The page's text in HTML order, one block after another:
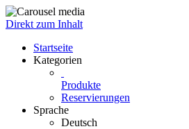
Direkt zum Inhalt
Startseite
Kategorien
Produkte
Reservierungen
Sprache
Deutsch